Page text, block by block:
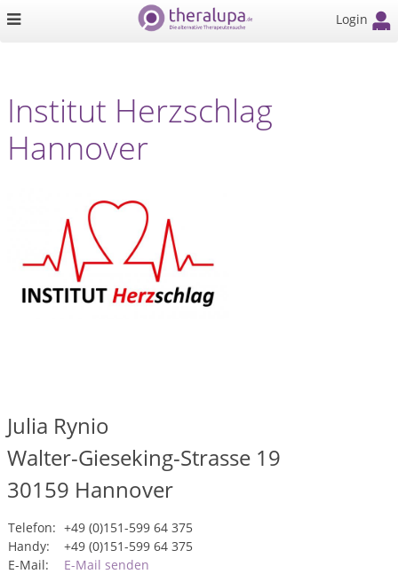
Login
Institut Herzschlag
Hannover
Julia Rynio
Walter-Gieseking-Strasse 19
30159 Hannover
Telefon: +49 (0)151-599 64 375
Handy:
+49 (0)151-599 64 375
E-Mail:
E-Mail senden